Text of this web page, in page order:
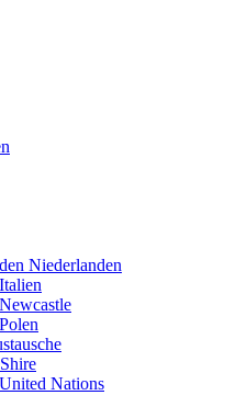
Niederlanden
Nations